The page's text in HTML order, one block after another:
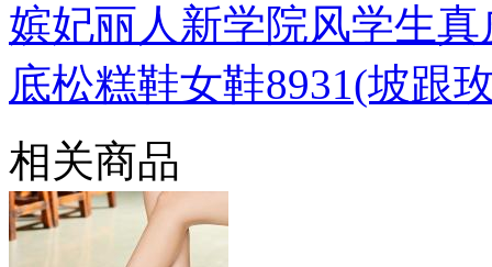
嫔妃丽人新学院风学生
底松糕鞋女鞋8931(坡跟
相关商品